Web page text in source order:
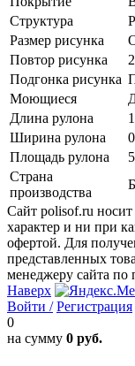
Структура
Размер рисунка
Повтор рисунка
Подгонка рисунка
Моющиеся
Длина рулона
Ширина рулона
Площадь рулона
Страна
производства
Сайт polisof.ru
характер и ни при
офертой. Для
представленных
менеджеру сайта по
Наверх
Войти / Регистрация
0
на сумму 0 руб.